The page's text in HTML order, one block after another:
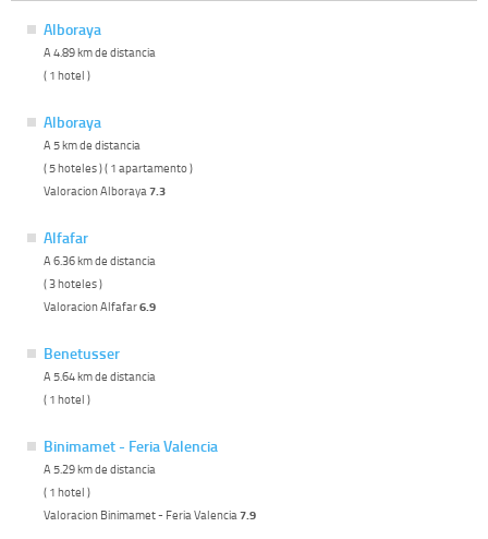
Alboraya
A 4.89 km de distancia
( 1 hotel )
Alboraya
A 5 km de distancia
( 5 hoteles ) ( 1 apartamento )
Valoracion Alboraya 7.3
Alfafar
A 6.36 km de distancia
( 3 hoteles )
Valoracion Alfafar6.9
Benetusser
A 5.64 km de distancia
( 1 hotel )
Binimamet - Feria Valencia
A 5.29 km de distancia
( 1 hotel )
Valoracion Binimamet - Feria Valencia 7.9